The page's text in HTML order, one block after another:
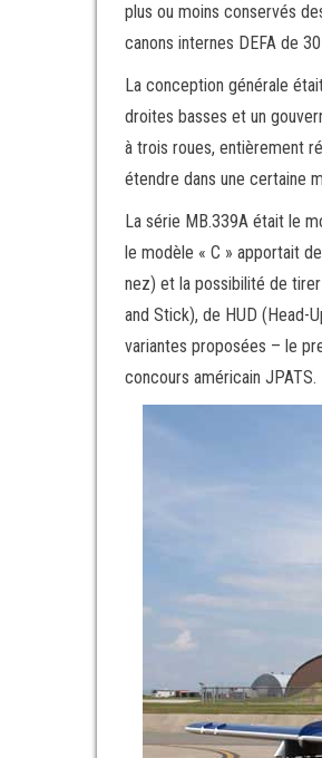
plus ou moins conservés
canons internes DEFA de
La conception générale
droites basses et un
à trois roues, entièrement
étendre dans une certaine
La série MB.339A était le
le modèle « C » apportait
nez) et la possibilité de
and Stick), de HUD (Head-
variantes proposées – le
concours américain JPATS.